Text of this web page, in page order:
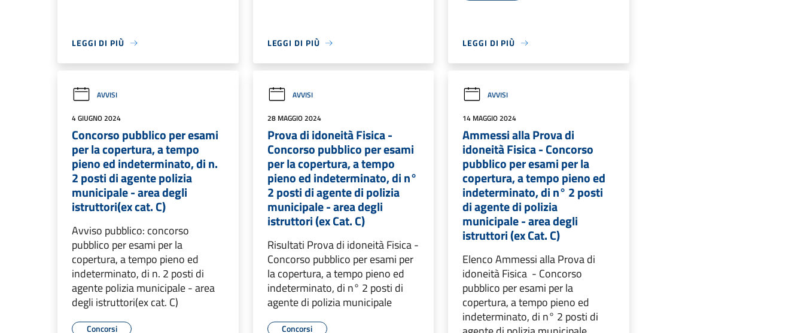
LEGGI DI PIÙ LEGGI DI PIÙ LEGGI DI PIÙ
AVVISI
4 GIUGNO 2024
Concorso pubblico per esami
per la copertura, a tempo
pieno ed indeterminato, di n.
2 posti di agente polizia
municipale - area degli
istruttori(ex cat. C)
Avviso pubblico: concorso
pubblico per esami per la
copertura, a tempo pieno ed
indeterminato, di n. 2 posti di
agente polizia municipale - area
degli istruttori(ex cat. C)
Concorsi
AVVISI
28 MAGGIO 2024
Prova di idoneità Fisica -
Concorso pubblico per esami
per la copertura, a tempo
pieno ed indeterminato, di n°
2 posti di agente di polizia
municipale - area degli
istruttori (ex Cat. C)
Risultati Prova di idoneità Fisica -
Concorso pubblico per esami per
la copertura, a tempo pieno ed
indeterminato, di n° 2 posti di
agente di polizia municipale
Concorsi
AVVISI
14 MAGGIO 2024
Ammessi alla Prova di
idoneità Fisica - Concorso
pubblico per esami per la
copertura, a tempo pieno ed
indeterminato, di n° 2 posti
di agente di polizia
municipale - area degli
istruttori (ex Cat. C)
Elenco Ammessi alla Prova di
idoneità Fisica - Concorso
pubblico per esami per la
copertura, a tempo pieno ed
indeterminato, di n° 2 posti di